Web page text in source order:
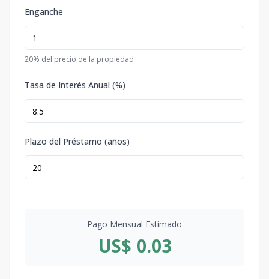
Enganche
20% del precio de la propiedad
Tasa de Interés Anual (%)
Plazo del Préstamo (años)
Pago Mensual Estimado
US$ 0.03